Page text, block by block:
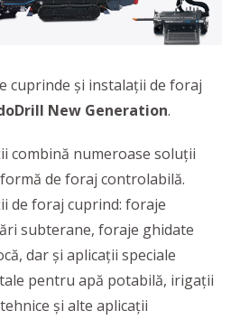
cuprinde şi instalaţii de foraj
New Generation.
combină numeroase soluții
de foraj controlabilă.
de foraj cuprind: foraje
subterane, foraje ghidate
dar şi aplicaţii speciale
pentru apă potabilă, irigații
şi alte aplicații